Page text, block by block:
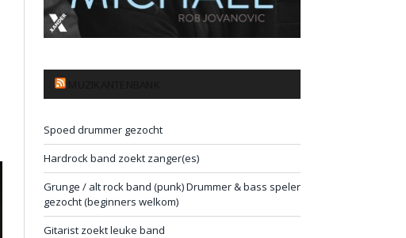
Spoed drummer gezocht
Hardrock band zoekt zanger(es)
Grunge / alt rock band (punk) Drummer & bass speler
gezocht (beginners welkom)
Gitarist zoekt leuke band